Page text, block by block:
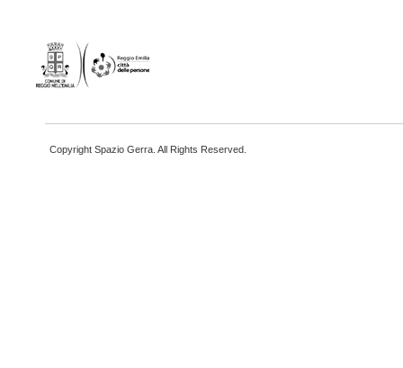
Copyright Spazio Gerra. All Rights Reserved.